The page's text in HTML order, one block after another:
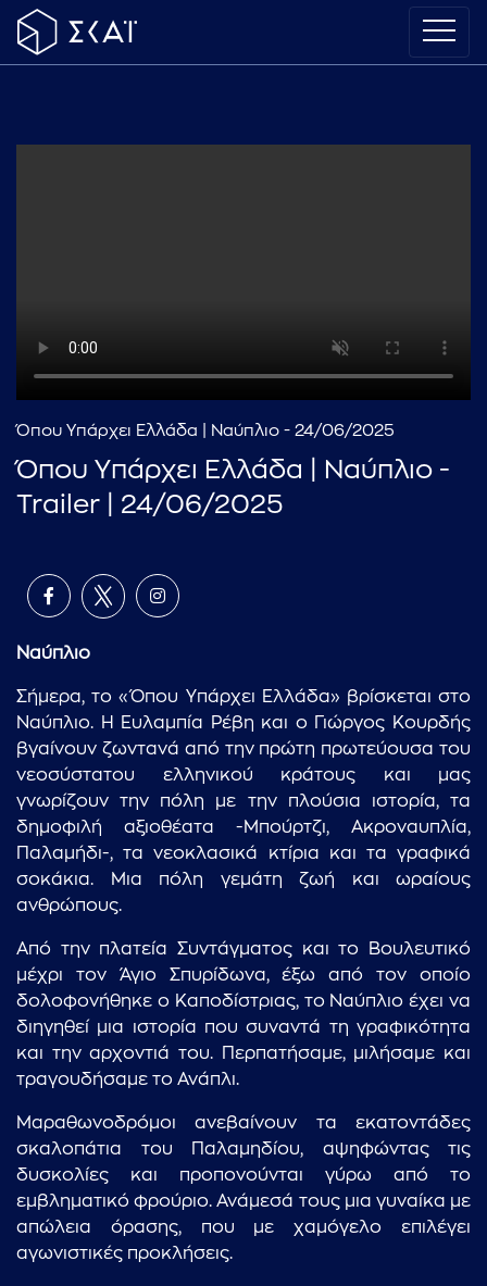
Όπου Υπάρχει Ελλάδα | Ναύπλιο - 24/06/2025
Όπου Υπάρχει Ελλάδα | Ναύπλιο -
Trailer | 24/06/2025
Ναύπλιο
Σήμερα, το «Όπου Υπάρχει Ελλάδα» βρίσκεται στο
Ναύπλιο. Η Ευλαμπία Ρέβη και ο Γιώργος Κουρδής
βγαίνουν ζωντανά από την πρώτη πρωτεύουσα του
νεοσύστατου ελληνικού κράτους και μας
γνωρίζουν την πόλη με την πλούσια ιστορία, τα
δημοφιλή αξιοθέατα -Μπούρτζι, Ακροναυπλία,
Παλαμήδι-, τα νεοκλασικά κτίρια και τα γραφικά
σοκάκια. Μια πόλη γεμάτη ζωή και ωραίους
ανθρώπους.
Από την πλατεία Συντάγματος και το Βουλευτικό
μέχρι τον Άγιο Σπυρίδωνα, έξω από τον οποίο
δολοφονήθηκε ο Καποδίστριας, το Ναύπλιο έχει να
διηγηθεί μια ιστορία που συναντά τη γραφικότητα
και την αρχοντιά του. Περπατήσαμε, μιλήσαμε και
τραγουδήσαμε το Ανάπλι.
Μαραθωνοδρόμοι ανεβαίνουν τα εκατοντάδες
σκαλοπάτια του Παλαμηδίου, αψηφώντας τις
δυσκολίες και προπονούνται γύρω από το
εμβληματικό φρούριο. Ανάμεσά τους μια γυναίκα με
απώλεια όρασης, που με χαμόγελο επιλέγει
αγωνιστικές προκλήσεις.